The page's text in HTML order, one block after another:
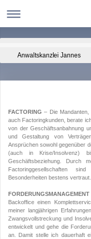
Anwaltskanzlei Jannes
FACTORING – Die
auch Factoringkunden, berate
von der Geschäftsanbahnung
und Gestaltung von
Ansprüchen sowohl gegenüber
(auch in Krise/Insolvenz)
Geschäftsbeziehung. Durch
Factoringgesellschaften
Besonderheiten bestens vertraut.
FORDERUNGSMANAGEMENT
Backoffice einen
meiner langjährigen
Zwangsvollstreckung und
entwickelt und gehe die
an. Damit stelle ich dauerhaft